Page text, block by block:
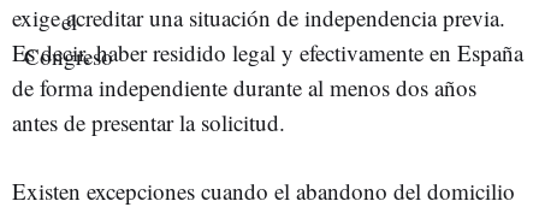
exige acreditar una situación de independencia previa.
Es decir, haber residido legal y efectivamente en España
de forma independiente durante al menos dos años
antes de presentar la solicitud.
Existen excepciones cuando el abandono del domicilio